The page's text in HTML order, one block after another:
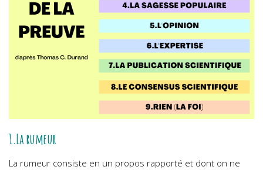
1.La rumeur
La rumeur consiste en un propos rapporté et dont on ne